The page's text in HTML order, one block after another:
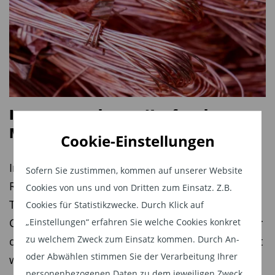
Cookie-Einstellungen
Sofern Sie zustimmen, kommen auf unserer Website
Cookies von uns und von Dritten zum Einsatz. Z.B.
Cookies für Statistikzwecke. Durch Klick auf
„Einstellungen“ erfahren Sie welche Cookies konkret
zu welchem Zweck zum Einsatz kommen. Durch An-
oder Abwählen stimmen Sie der Verarbeitung Ihrer
Produktspektrum mit eigenen, speziell
entwickelten Produkten.
Aber auch der angebotene Service, also
Nebenleistungen und sonstige Anspekte sollten
beachtet werden:
Aus- und Weiterbildungsangebote
Marketingunterstützung
Hauseigene Researchabteilung
Individuelle Vermögensverwaltung für vermögende
Kunden
gemanagte Investmentfondsdepots
Investmentchance Kupfer: das
Metall für eine goldene Zukunft
In der dreiteiligen Serie beleuchtet Finanz- und
Rohstoffexperte Tim Bröning im Auftrag von
TiAM FundResearch die Hintergründe und
Chancen für Investoren. Teil 1: Warum Kupfer für
die Elektrifizierung der Welt so dringend benötigt
wird